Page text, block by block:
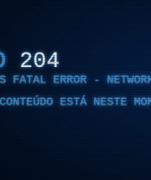
204
FATAL ERROR -
ESTÁ NESTE